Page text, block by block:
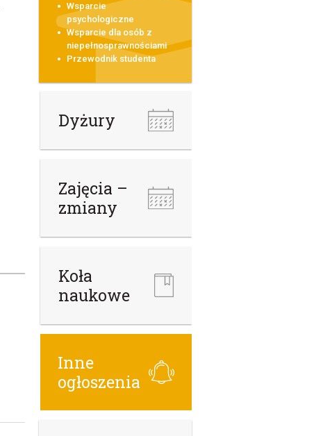
Wsparcie
psychologiczne
Wsparcie dla osób z
niepełnosprawnościami
Przewodnik studenta
Dyżury
Zajęcia –
zmiany
Koła
naukowe
Inne
ogłoszenia